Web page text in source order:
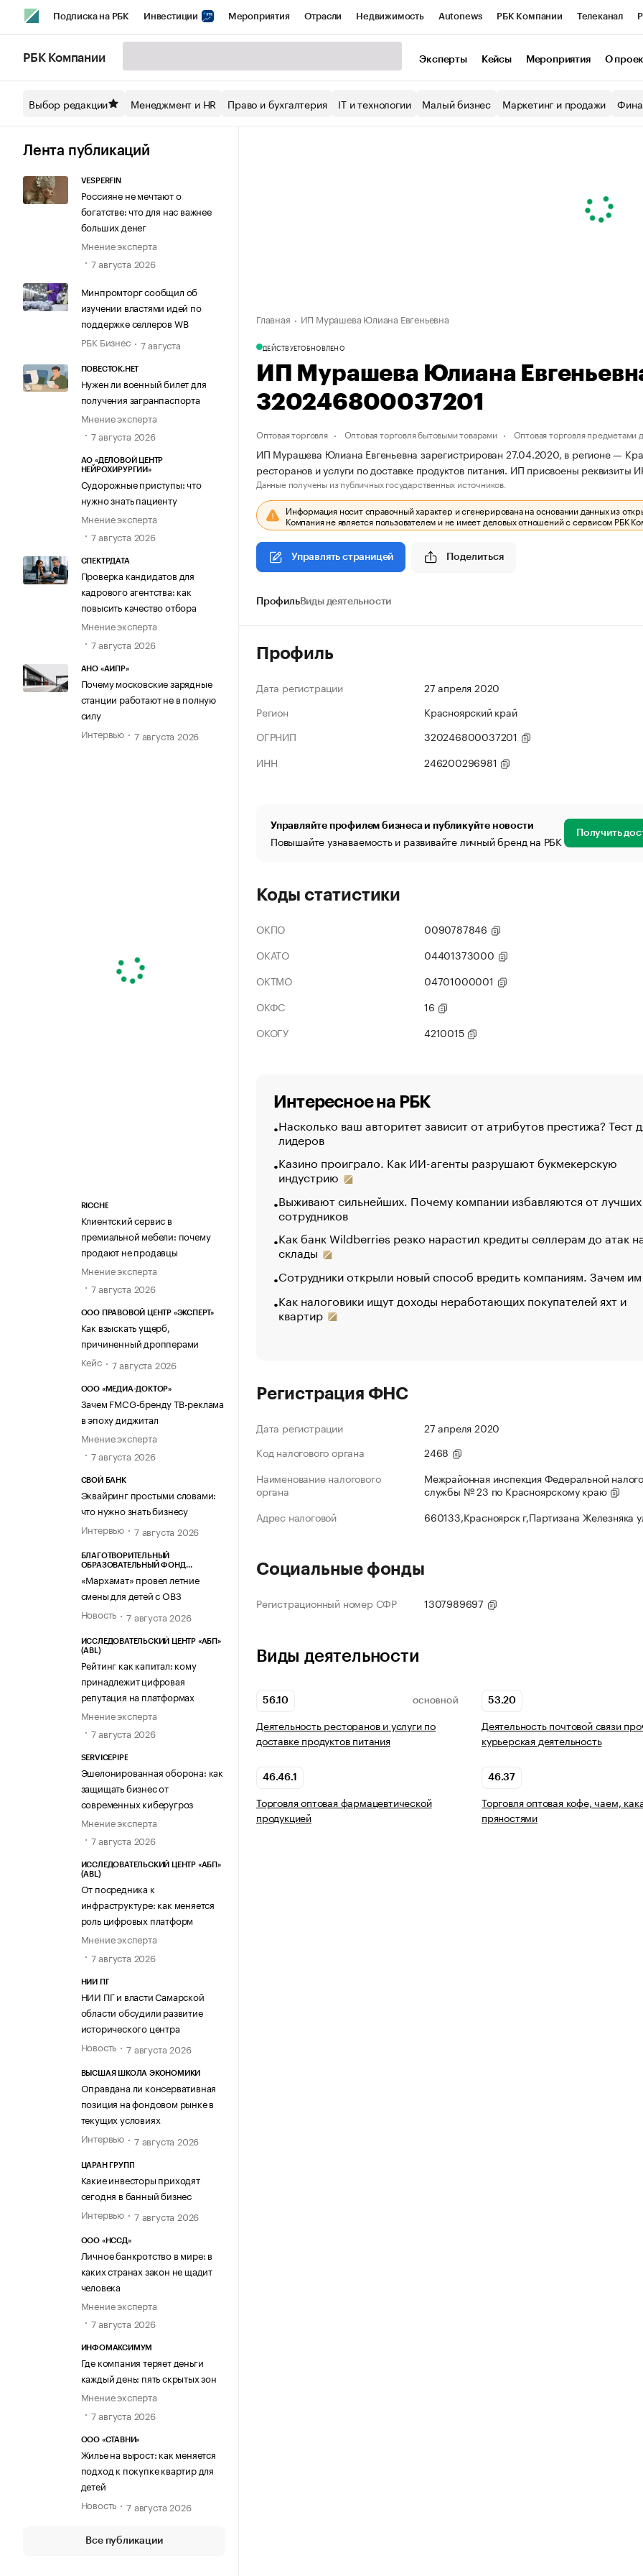
Подписка на РБК Инвестиции Мероприятия Отрасли Недвижимость Autonews РБК Компании Телеканал
Спецпроекты СПб Конференции СПб Спецпроекты Экономика Бизнес
Технологии и медиа
РБК Компании Эксперты Кейсы Мероприятия О
Выбор редакции Менеджмент и HR Право и бухгалтерия IT и технологии Малый бизнес Маркетинг и продажи
Лента публикаций
VESPERFIN
Россияне не мечтают о
богатстве: что для нас важнее
больших денег
Мнение эксперта
7 августа 2026
Минпромторг сообщил об
изучении властями идей по
поддержке селлеров WB
РБК Бизнес
7 августа
ПОВЕСТОК.НЕТ
Нужен ли военный билет для
получения загранпаспорта
Мнение эксперта
7 августа 2026
АО «ДЕЛОВОЙ ЦЕНТР
НЕЙРОХИРУРГИИ»
Судорожные приступы: что
нужно знать пациенту
Мнение эксперта
7 августа 2026
СПЕКТРДАТА
Проверка кандидатов для
кадрового агентства: как
повысить качество отбора
Мнение эксперта
7 августа 2026
АНО «АИПР»
Почему московские зарядные
станции работают не в полную
силу
Интервью
7 августа 2026
RICCHE
Клиентский сервис в
премиальной мебели: почему
продают не продавцы
Мнение эксперта
7 августа 2026
ООО ПРАВОВОЙ ЦЕНТР «ЭКСПЕРТ»
Как взыскать ущерб,
причиненный дропперами
Кейс
7 августа 2026
ООО «МЕДИА-ДОКТОР»
Зачем FMCG-бренду ТВ-реклама
в эпоху диджитал
Мнение эксперта
7 августа 2026
СВОЙ БАНК
Эквайринг простыми словами:
что нужно знать бизнесу
Интервью
7 августа 2026
БЛАГОТВОРИТЕЛЬНЫЙ
ОБРАЗОВАТЕЛЬНЫЙ ФОНД
«Мархамат» провел летние
смены для детей с ОВЗ
Новость
7 августа 2026
ИССЛЕДОВАТЕЛЬСКИЙ ЦЕНТР «АБП»
(ABL)
Рейтинг как капитал: кому
принадлежит цифровая
репутация на платформах
Мнение эксперта
7 августа 2026
SERVICEPIPE
Эшелонированная оборона: как
защищать бизнес от
современных киберугроз
Мнение эксперта
7 августа 2026
ИССЛЕДОВАТЕЛЬСКИЙ ЦЕНТР «АБП»
(ABL)
От посредника к
инфраструктуре: как меняется
роль цифровых платформ
Мнение эксперта
7 августа 2026
НИИ ПГ
НИИ ПГ и власти Самарской
области обсудили развитие
исторического центра
Новость
7 августа 2026
ВЫСШАЯ ШКОЛА ЭКОНОМИКИ
Оправдана ли консервативная
позиция на фондовом рынке в
текущих условиях
Интервью
7 августа 2026
ЦАРАН ГРУПП
Какие инвесторы приходят
сегодня в банный бизнес
Интервью
7 августа 2026
ООО «НССД»
Личное банкротство в мире: в
каких странах закон не щадит
человека
Мнение эксперта
7 августа 2026
ИНФОМАКСИМУМ
Где компания теряет деньги
каждый день: пять скрытых зон
Мнение эксперта
7 августа 2026
ООО «СТАВНИ»
Жилье на вырост: как меняется
подход к покупке квартир для
детей
Новость
7 августа 2026
Все публикации
Главная ИП Мурашева Юлиана Евгеньевна
ДЕЙСТВУЕТОБНОВЛЕНО
ИП Мурашева Юлиана
320246800037201
Оптовая торговля Оптовая торговля бытовыми товарами Оптовая торговля предметами
ИП Мурашева Юлиана Евгеньевна зарегистрирован 27.04.2020, в регионе —
ресторанов и услуги по доставке продуктов питания. ИП присвоены
Данные получены из публичных государственных источников.
Информация носит справочный характер и сгенерирована на основании данных из
Компания не является пользователем и не имеет деловых отношений с сервисом РБК
Управлять страницей Поделиться
ПрофильВиды деятельности
Профиль
Дата регистрации
27 апреля 2020
Регион
Красноярский край
ОГРНИП
320246800037201
ИНН
246200296981
Управляйте профилем бизнеса и публикуйте новости
Повышайте узнаваемость и развивайте личный бренд на РБК Получить
Коды статистики
ОКПО
0090787846
ОКАТО
04401373000
ОКТМО
04701000001
ОКФС
16
ОКОГУ
4210015
Интересное на РБК
Насколько ваш авторитет зависит от атрибутов престижа? Тест
лидеров
Казино проиграло. Как ИИ-агенты разрушают букмекерскую
индустрию
Выживают сильнейших. Почему компании избавляются от лучших
сотрудников
Как банк Wildberries резко нарастил кредиты селлерам до атак
склады
Сотрудники открыли новый способ вредить компаниям. Зачем
Как налоговики ищут доходы неработающих покупателей яхт и
квартир
Регистрация ФНС
Дата регистрации
27 апреля 2020
Код налогового органа
2468
Наименование налогового
органа
Межрайонная инспекция Федеральной
службы № 23 по Красноярскому краю
Адрес налоговой
660133,Красноярск г,Партизана Железняка
Социальные фонды
Регистрационный номер СФР 1307989697
Виды деятельности
56.10 ОСНОВНОЙ
Деятельность ресторанов и услуги по
доставке продуктов питания
53.20
Деятельность почтовой связи
курьерская деятельность
46.46.1
Торговля оптовая фармацевтической
продукцией
46.37
Торговля оптовая кофе, чаем,
пряностями